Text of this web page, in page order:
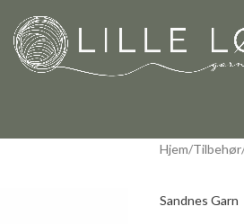
Hjem Tilbehør
Sandnes Garn